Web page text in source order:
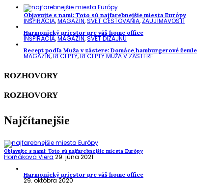
Objavujte s nami: Toto sú najfarebnejšie miesta Európy
INŠPIRÁCIA,MAGAZÍN,SVET CESTOVANIA,ZAUJÍMAVOSTI
Harmonický priestor pre váš home office
INŠPIRÁCIA,MAGAZÍN,SVET DIZAJNU
Recept podľa Muža v zástere: Domáce hamburgerové žemle
MAGAZÍN,RECEPTY,RECEPTY MUŽA V ZÁSTERE
ROZHOVORY
ROZHOVORY
Najčítanejšie
Objavujte s nami: Toto sú najfarebnejšie miesta Európy
Horňáková Viera 29. júna 2021
Harmonický priestor pre váš home office
29. októbra 2020